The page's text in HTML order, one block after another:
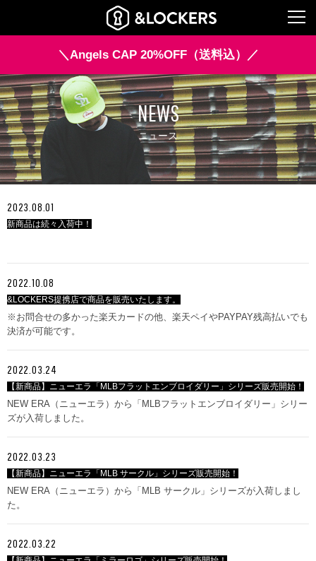
＼Angels CAP 20%OFF（送料込）／
NEWS
ニュース
2023.08.01
新商品は続々入荷中！
2022.10.08
&LOCKERS提携店で商品を販売いたします。
※お問合せの多かった楽天カードの他、楽天ペイやPAYPAY残高払いでも
決済が可能です。
2022.03.24
【新商品】ニューエラ「MLBフラットエンブロイダリー」シリーズ販売開始！
NEW ERA（ニューエラ）から「MLBフラットエンブロイダリー」シリー
ズが入荷しました。
2022.03.23
【新商品】ニューエラ「MLB サークル」シリーズ販売開始！
NEW ERA（ニューエラ）から「MLB サークル」シリーズが入荷しまし
た。
2022.03.22